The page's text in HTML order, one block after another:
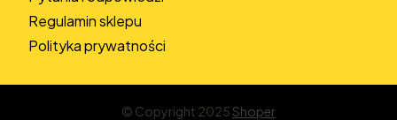
Regulamin sklepu
Polityka prywatności
© Copyright 2025Shoper